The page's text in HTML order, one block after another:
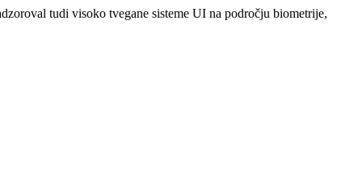
tudi visoko tvegane sisteme UI na področju biometrije,